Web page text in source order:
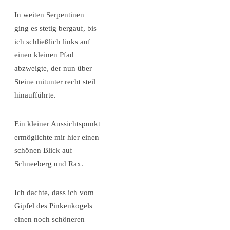
In weiten Serpentinen
ging es stetig bergauf, bis
ich schließlich links auf
einen kleinen Pfad
abzweigte, der nun über
Steine mitunter recht steil
hinaufführte.
Ein kleiner Aussichtspunkt
ermöglichte mir hier einen
schönen Blick auf
Schneeberg und Rax.
Ich dachte, dass ich vom
Gipfel des Pinkenkogels
einen noch schöneren